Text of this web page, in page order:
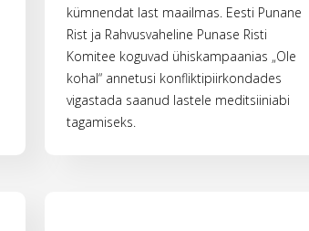
kümnendat last maailmas. Eesti Punane
Rist ja Rahvusvaheline Punase Risti
Komitee koguvad ühiskampaanias „Ole
kohal“ annetusi konfliktipiirkondades
vigastada saanud lastele meditsiiniabi
tagamiseks.